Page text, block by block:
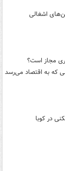
اشغالی
مجاز است؟
که به اقتصاد می‌رسد
در کوبا